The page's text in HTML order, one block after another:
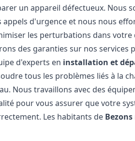
un appareil défectueux. Nous
appels d'urgence et nous nous
les perturbations dans
des garanties sur nos services
d'experts en installation et
tous les problèmes liés à la
Nous travaillons avec des
pour vous assurer que votre
Les habitants de Bezons